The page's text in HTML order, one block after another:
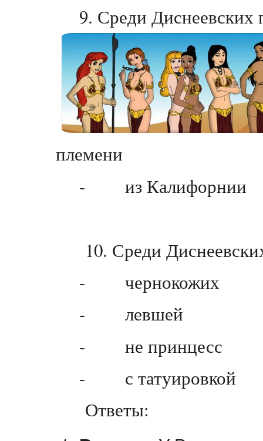
9. Среди
племени
- из Калифорнии
10. Среди
- чернокожих
- левшей
- не принцесс
- с татуировкой
Ответы: